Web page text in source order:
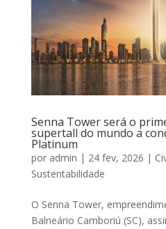
Senna Tower será o
supertall do mundo a
Platinum
por admin | 24 fev, 2026 |
Sustentabilidade
O Senna Tower,
Balneário Camboriú (SC),